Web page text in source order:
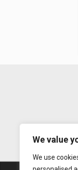
We value
We use